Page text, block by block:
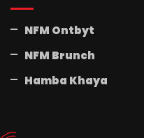
NFM Ontbyt
NFM Brunch
Hamba Khaya